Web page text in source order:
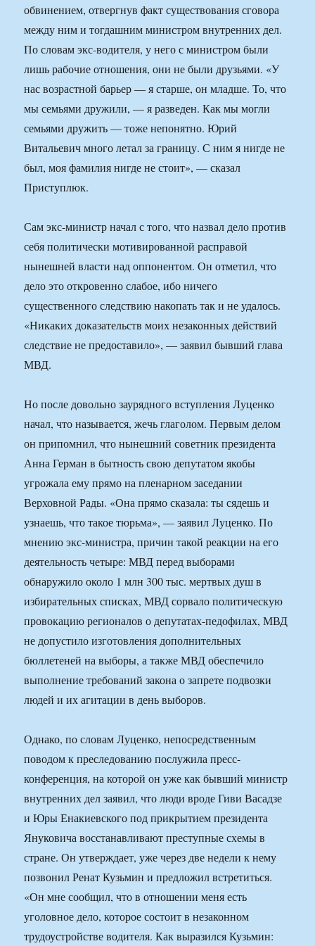
обвинением, отвергнув факт существования сговора
между ним и тогдашним министром внутренних дел.
По словам экс-водителя, у него с министром были
лишь рабочие отношения, они не были друзьями. «У
нас возрастной барьер — я старше, он младше. То, что
мы семьями дружили, — я разведен. Как мы могли
семьями дружить — тоже непонятно. Юрий
Витальевич много летал за границу. С ним я нигде не
был, моя фамилия нигде не стоит», — сказал
Приступлюк.
Сам экс-министр начал с того, что назвал дело против
себя политически мотивированной расправой
нынешней власти над оппонентом. Он отметил, что
дело это откровенно слабое, ибо ничего
существенного следствию накопать так и не удалось.
«Никаких доказательств моих незаконных действий
следствие не предоставило», — заявил бывший глава
МВД.
Но после довольно заурядного вступления Луценко
начал, что называется, жечь глаголом. Первым делом
он припомнил, что нынешний советник президента
Анна Герман в бытность свою депутатом якобы
угрожала ему прямо на пленарном заседании
Верховной Рады. «Она прямо сказала: ты сядешь и
узнаешь, что такое тюрьма», — заявил Луценко. По
мнению экс-министра, причин такой реакции на его
деятельность четыре: МВД перед выборами
обнаружило около 1 млн 300 тыс. мертвых душ в
избирательных списках, МВД сорвало политическую
провокацию регионалов о депутатах-педофилах, МВД
не допустило изготовления дополнительных
бюллетеней на выборы, а также МВД обеспечило
выполнение требований закона о запрете подвозки
людей и их агитации в день выборов.
Однако, по словам Луценко, непосредственным
поводом к преследованию послужила пресс-
конференция, на которой он уже как бывший министр
внутренних дел заявил, что люди вроде Гиви Васадзе
и Юры Енакиевского под прикрытием президента
Януковича восстанавливают преступные схемы в
стране. Он утверждает, уже через две недели к нему
позвонил Ренат Кузьмин и предложил встретиться.
«Он мне сообщил, что в отношении меня есть
уголовное дело, которое состоит в незаконном
трудоустройстве водителя. Как выразился Кузьмин: